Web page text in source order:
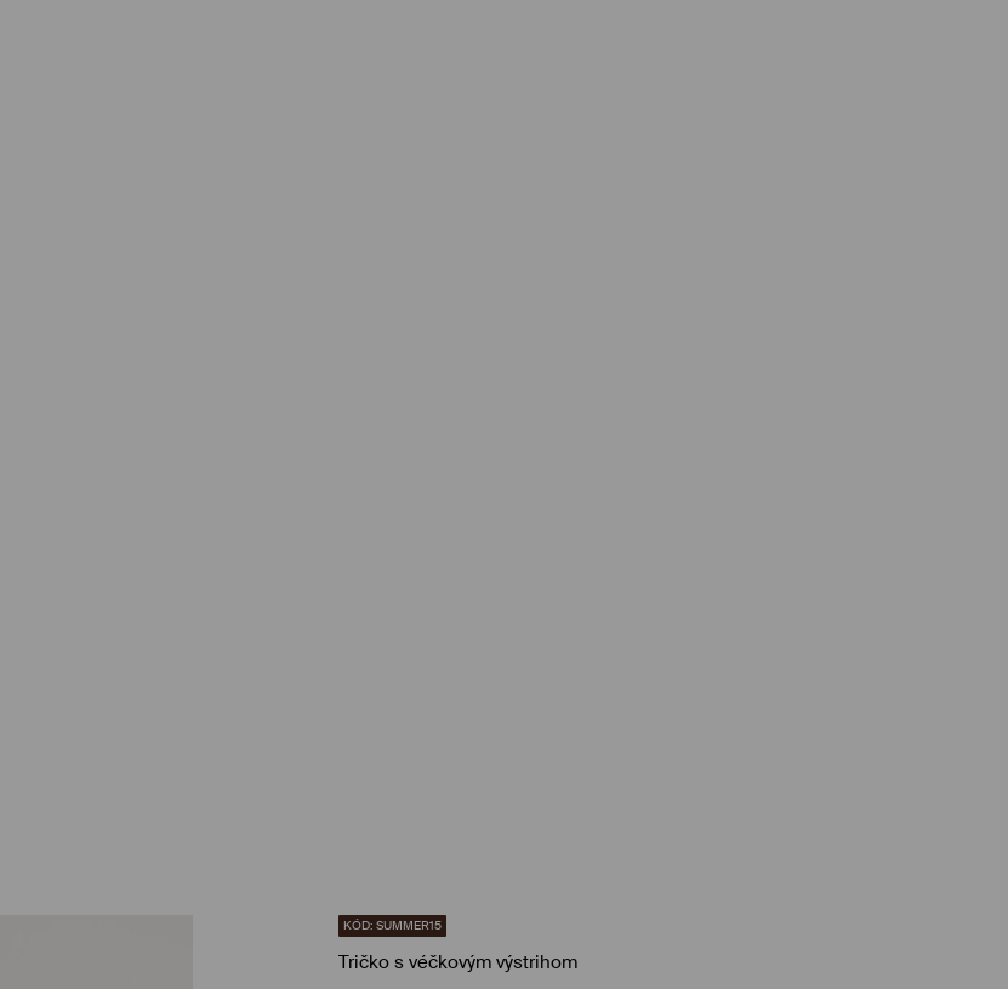
KÓD: SUMMER15
Tričko s véčkovým výstrihom